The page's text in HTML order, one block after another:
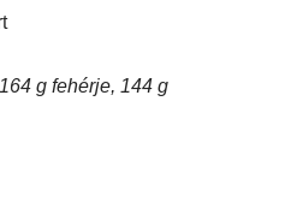
g fehérje, 144 g